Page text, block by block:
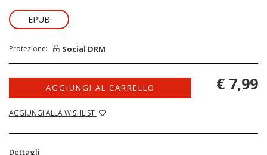
EPUB
Protezione: Social DRM
AGGIUNGI AL CARRELLO
AGGIUNGI ALLA WISHLIST
€ 7,99
Dettagli